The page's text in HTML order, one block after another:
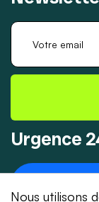
Urgence
Nous utilisons